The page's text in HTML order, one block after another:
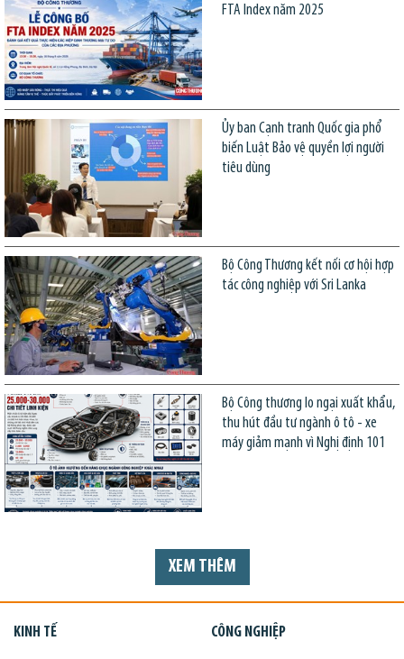
FTA Index năm 2025
Ủy ban Cạnh tranh Quốc gia phổ
biến Luật Bảo vệ quyền lợi người
tiêu dùng
Bộ Công Thương kết nối cơ hội hợp
tác công nghiệp với Sri Lanka
Bộ Công thương lo ngại xuất khẩu,
thu hút đầu tư ngành ô tô - xe
máy giảm mạnh vì Nghị định 101
XEM THÊM
KINH TẾ CÔNG NGHIỆP